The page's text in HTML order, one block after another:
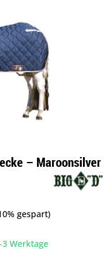
– Maroonsilver
gespart)
Werktage